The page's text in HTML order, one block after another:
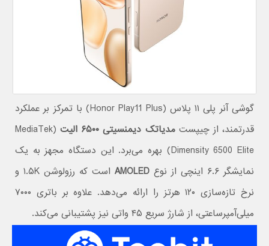
گوشی آنر پلی ۱۱ پلاس (Honor Play11 Plus) با تمرکز بر عملکرد
قدرتمند، از چیپستمدیاتک دیمنسیتی ۶۵۰۰ الیت
(MediaTek
Dimensity 6500 Elite) بهره می‌برد. این دستگاه مجهز به یک
نمایشگر ۶.۶ اینچی از نوع
AMOLED
است که رزولوشن ۱.۵K و
نرخ تازه‌سازی ۱۲۰ هرتز را ارائه می‌دهد. علاوه بر باتری ۷۰۰۰
میلی‌آمپرساعتی، از شارژ سریع ۴۵ واتی نیز پشتیبانی می‌کند.